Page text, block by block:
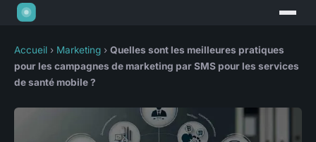
Accueil › Marketing › Quelles sont les meilleures pratiques
pour les campagnes de marketing par SMS pour les services
de santé mobile ?